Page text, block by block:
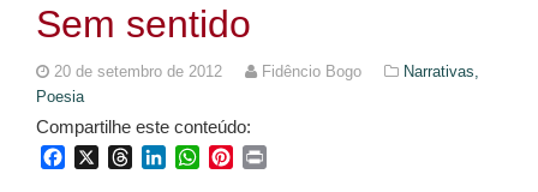
Sem sentido
20 de setembro de 2012 Fidêncio Bogo
Narrativas,
Poesia
Compartilhe este conteúdo:
FacebookThreadsLinkedInWhatsApp
Pinterest